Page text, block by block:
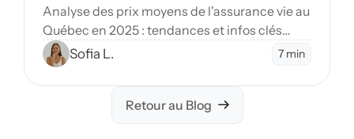
Analyse des prix moyens de l'assurance vie au
Québec en 2025 : tendances et infos clés
pour planifier votre avenir financier de
manière éclairée.
Sofia L. 7 min
Retour au Blog